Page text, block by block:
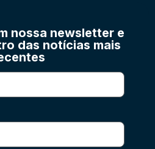
nossa newsletter e
das notícias mais